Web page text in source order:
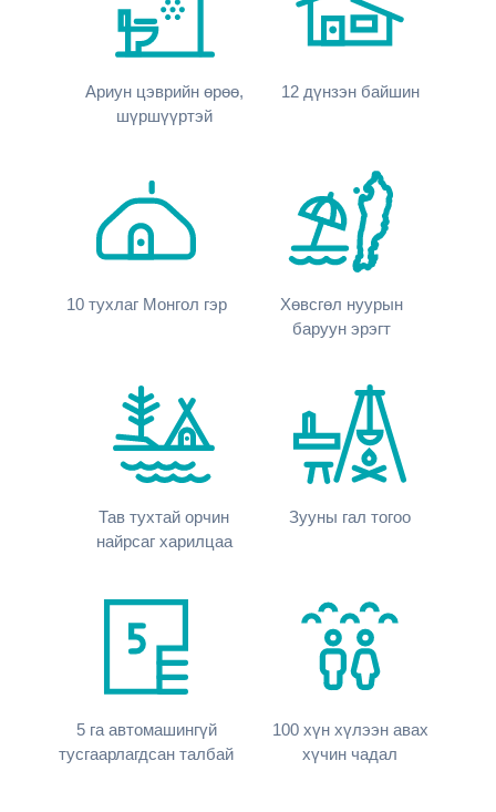
Ариун цэврийн өрөө,
шүршүүртэй
12 дүнзэн байшин
10 тухлаг Монгол гэр
Хөвсгөл нуурын
баруун эрэгт
Тав тухтай орчин
найрсаг харилцаа
Зууны гал тогоо
5 га автомашингүй
тусгаарлагдсан талбай
100 хүн хүлээн авах
хүчин чадал